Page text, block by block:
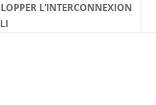
L’INTERCONNEXION